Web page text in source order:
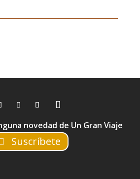
novedad de Un Gran Viaje
Suscríbete